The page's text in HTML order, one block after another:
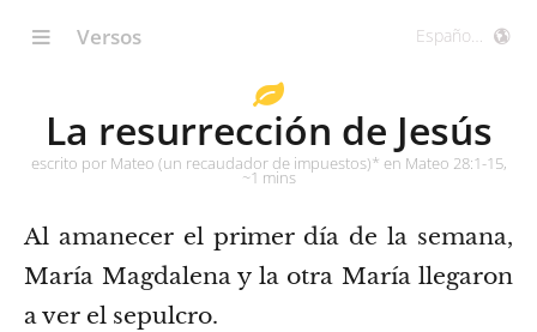
Versos
La resurrección de Jesús
escrito por Mateo (un recaudador de impuestos)* en Mateo 28:1-15,
~1 mins
Al amanecer el primer día de la semana,
María Magdalena y la otra María llegaron
a ver el sepulcro.